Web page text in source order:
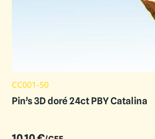
CC001-50
Pin’s 3D doré 24ct PBY Catalina